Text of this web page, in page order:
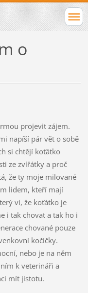
o
projevit zájem.
napíší pár vět o sobě
si chtějí koťátko
ze zvířátky a proč
že ty moje milované
lidem, kteří mají
ví, že koťátko je
i tak chovat a tak ho i
chované pouze
kočičky.
nebo je na něm
k veterináři a
mít jistotu.